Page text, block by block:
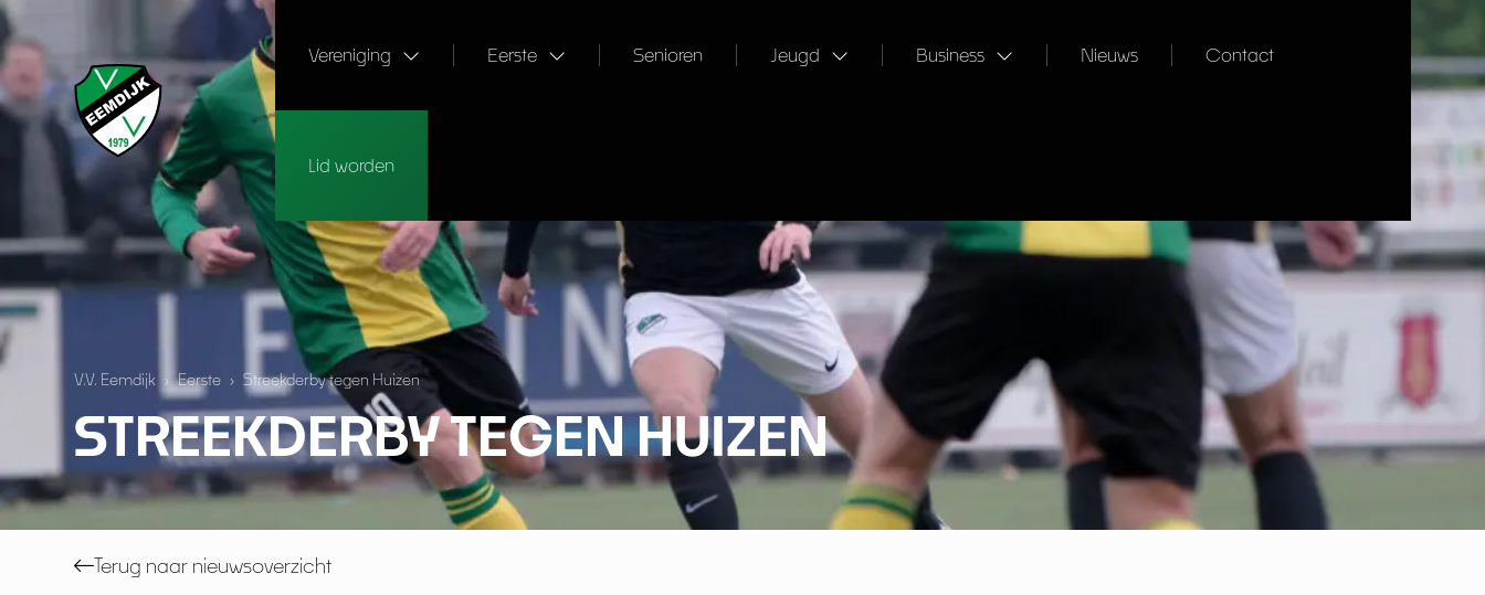
Vereniging Eerste Senioren Jeugd Business Nieuws Contact
Lid worden
V.V. Eemdijk › Eerste › Streekderby tegen Huizen
STREEKDERBY TEGEN HUIZEN
Terug naar nieuwsoverzicht